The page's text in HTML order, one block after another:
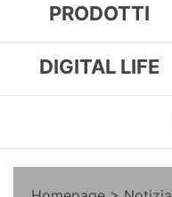
PRODOTTI
DIGITAL LIFE